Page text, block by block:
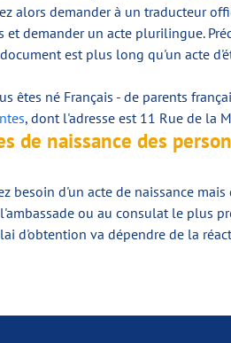
alors demander à un traducteur
et demander un acte plurilingue.
est plus long qu'un acte
êtes né Français - de parents
, dont l'adresse est 11 Rue de la
de naissance des
besoin d'un acte de naissance
ou au consulat le plus
d'obtention va dépendre de la